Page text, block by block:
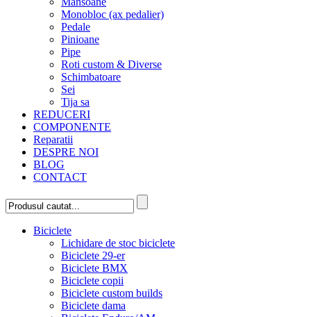
Monobloc (ax pedalier)
Pedale
Pinioane
Pipe
Roti custom & Diverse
Schimbatoare
Sei
Tija sa
REDUCERI
COMPONENTE
Reparatii
DESPRE NOI
BLOG
CONTACT
Biciclete
Lichidare de stoc biciclete
Biciclete 29-er
Biciclete BMX
Biciclete copii
Biciclete custom builds
Biciclete dama